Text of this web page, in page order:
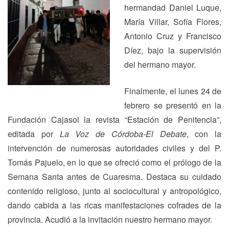
hermandad Daniel Luque,
María Villar, Sofía Flores,
Antonio Cruz y Francisco
Díez, bajo la supervisión
del hermano mayor.
Finalmente, el lunes 24 de
febrero se presentó en la
Fundación Cajasol la revista “Estación de Penitencia”,
editada por La Voz de Córdoba-El Debate, con la
intervención de numerosas autoridades civiles y del P.
Tomás Pajuelo, en lo que se ofreció como el prólogo de la
Semana Santa antes de Cuaresma. Destaca su cuidado
contenido religioso, junto al sociocultural y antropológico,
dando cabida a las ricas manifestaciones cofrades de la
provincia. Acudió a la invitación nuestro hermano mayor.